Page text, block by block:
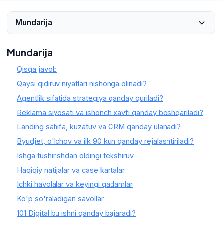
Mundarija
Mundarija
Qisqa javob
Qaysi qidiruv niyatlari nishonga olinadi?
Agentlik sifatida strategiya qanday quriladi?
Reklama siyosati va ishonch xavfi qanday boshqariladi?
Landing sahifa, kuzatuv va CRM qanday ulanadi?
Byudjet, o'lchov va ilk 90 kun qanday rejalashtiriladi?
Ishga tushirishdan oldingi tekshiruv
Haqiqiy natijalar va case kartalar
Ichki havolalar va keyingi qadamlar
Ko'p so'raladigan savollar
101 Digital bu ishni qanday bajaradi?